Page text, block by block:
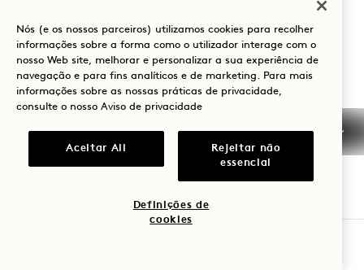
Hidratação profunda · Apoio celular · Energia
limpa
sem frutos de casca rija
sem glúten
sem amendoins
vegetariano
Ananás, curcuma, limão, pimenta preta, mel do
Tennessee, sal marinho. Defesa imunitária · Anti-
sem frutos de casca rija
Nós (e os nossos parceiros) utilizamos cookies para recolher
informações sobre a forma como o utilizador interage com o
nosso Web site, melhorar e personalizar a sua experiência de
navegação e para fins analíticos e de marketing. Para mais
informações sobre as nossas práticas de privacidade,
consulte o nosso Aviso de privacidade
Aceitar All
Rejeitar não
essencial
Definições de
cookies